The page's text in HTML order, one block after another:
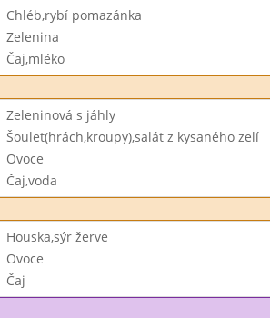
Chléb,rybí pomazánka
Zelenina
Čaj,mléko
Zeleninová s jáhly
Šoulet(hrách,kroupy),salát z kysaného zelí
Ovoce
Čaj,voda
Houska,sýr žerve
Ovoce
Čaj